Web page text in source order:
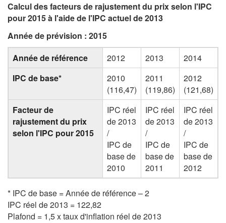
Calcul des facteurs de rajustement du prix selon l'IPC
pour 2015 à l'aide de l'IPC actuel de 2013
Année de prévision : 2015
Année de référence
2012 2013
2014
IPC de base*
2010
(116,47)
2011
(119,86)
2012
(121,68)
Facteur de
rajustement du prix
selon l'IPC pour 2015
IPC réel
de 2013
/
IPC de
base de
2010
IPC réel
de 2013
/
IPC de
base de
2011
IPC réel
de 2013
/
IPC de
base de
2012
* IPC de base = Année de référence – 2
IPC réel de 2013 = 122,82
Plafond = 1,5 x taux d'inflation réel de 2013